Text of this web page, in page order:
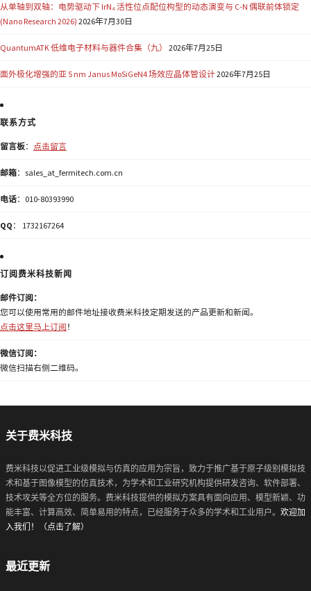
从单轴到双轴：电势驱动下 IrN₄ 活性位点配位构型的动态演变与 C-N 偶联前体锁定
(Nano Research 2026) 2026年7月30日
QuantumATK 低维电子材料与器件合集（九） 2026年7月25日
面外极化增强的亚 5 nm Janus MoSiGeN4 场效应晶体管设计2026年7月25日
联系方式
留言板： 点击留言
邮箱：sales_at_fermitech.com.cn
电话：010-80393990
QQ ： 1732167264
订阅费米科技新闻
邮件订阅：
您可以使用常用的邮件地址接收费米科技定期发送的产品更新和新闻。
点击这里马上订阅 ！
微信订阅：
微信扫描右侧二维码。
关于费米科技
费米科技以促进工业级模拟与仿真的应用为宗旨，致力于推广基于原子级别模拟技
术和基于图像模型的仿真技术，为学术和工业研究机构提供研发咨询、软件部署、
技术攻关等全方位的服务。费米科技提供的模拟方案具有面向应用、模型新颖、功
能丰富、计算高效、简单易用的特点，已经服务于众多的学术和工业用户。 欢迎加
入我们！（点击了解）
最近更新